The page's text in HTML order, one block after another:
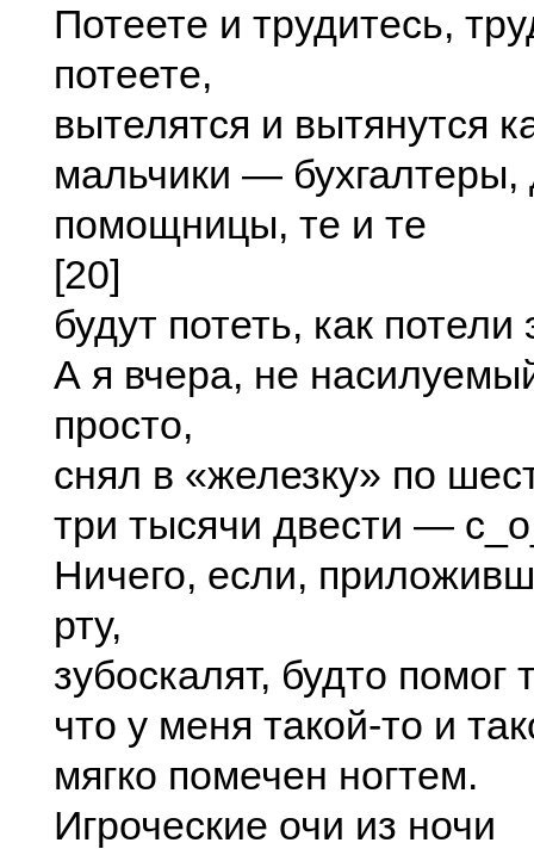
Потеете и трудитесь,
потеете,
вытелятся и вытянутся
мальчики —
помощницы, те и те
[20]
будут потеть, как потели
А я вчера, не
просто,
снял в «железку» по
три тысячи двести —
Ничего, если,
рту,
зубоскалят, будто помог
что у меня такой-то и
мягко помечен ногтем.
Игроческие очи из ночи